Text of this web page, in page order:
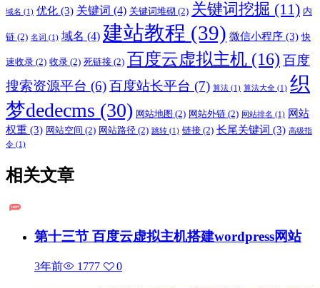
域名 (1) 优化 (3) 关键词 (4) 关键词堆砌 (2) 关键词挖掘 (11) 内
链 (2) 名词 (1) 域名 (4) 建站教程 (39) 微信小程序 (3) 快
速收录 (2) 收录 (2) 死链接 (2) 百度云虚拟主机 (16) 百度
搜索资源平台 (6)百度站长平台 (7) 算法 (1) 算法大全 (1) 织
梦dedecms (30) 网站地图 (2) 网站外链 (2) 网站排名 (1) 网站
权重 (3) 网站空间 (2) 网站路径 (2) 跳转 (1) 链接 (2) 长尾关键词 (3) 高级指
令 (1)
相关文章
第十三节 百度云虚拟主机搭建wordpress网站
3年前 1777 0